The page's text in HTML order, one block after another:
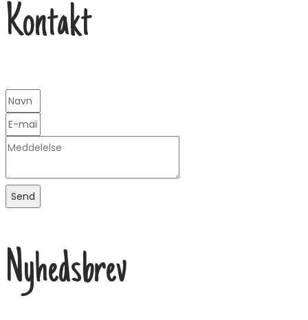
Kontakt
Send
Nyhedsbrev